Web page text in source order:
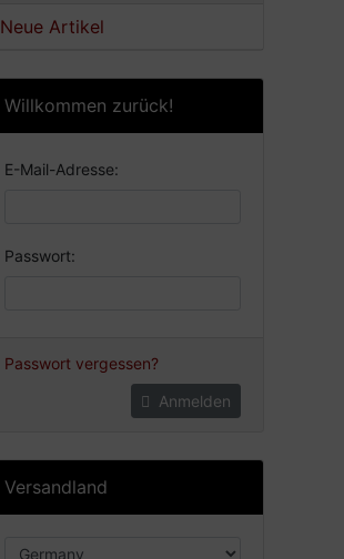
Neue Artikel
Willkommen zurück!
E-Mail-Adresse:
Passwort:
Passwort vergessen?
Anmelden
Versandland